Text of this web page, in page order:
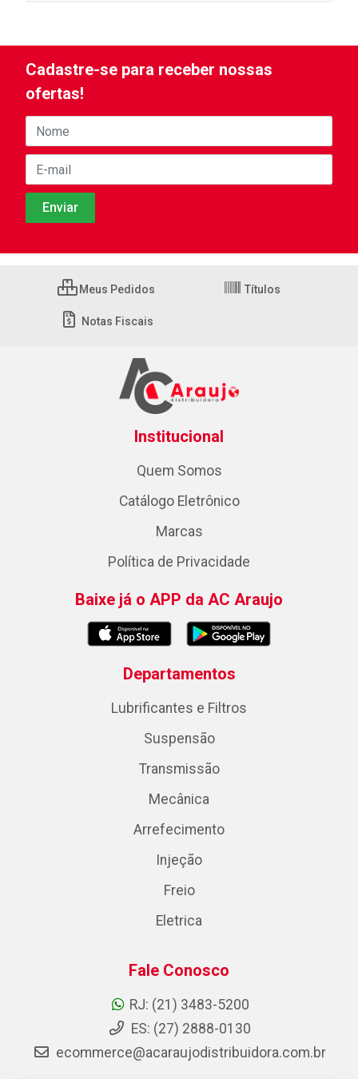
Cadastre-se para receber nossas
ofertas!
Meus Pedidos Títulos
Notas Fiscais
Institucional
Quem Somos
Catálogo Eletrônico
Marcas
Política de Privacidade
Baixe já o APP da AC Araujo
Departamentos
Lubrificantes e Filtros
Suspensão
Transmissão
Mecânica
Arrefecimento
Injeção
Freio
Eletrica
Fale Conosco
RJ: (21) 3483-5200
ES: (27) 2888-0130
ecommerce@acaraujodistribuidora.com.br